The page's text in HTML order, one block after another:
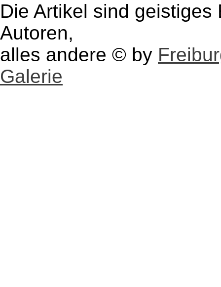
Die Artikel sind
Autoren,
alles andere © by
Galerie